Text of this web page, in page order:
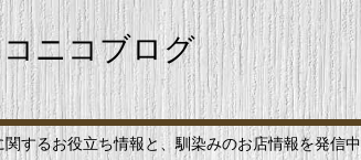
ニコブログ
するお役立ち情報と、馴染みのお店情報を発信中